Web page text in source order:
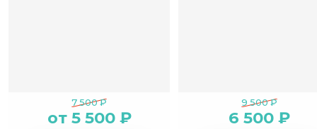
7 500 ₽
от 5 500 ₽
9 500 ₽
6 500 ₽